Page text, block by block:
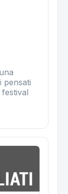
pensati